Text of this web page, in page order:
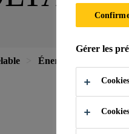
Énergie solaire
Gérer les